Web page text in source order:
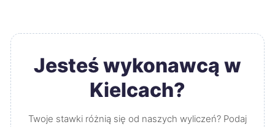
Jesteś wykonawcą w
Kielcach?
Twoje stawki różnią się od naszych wyliczeń? Podaj